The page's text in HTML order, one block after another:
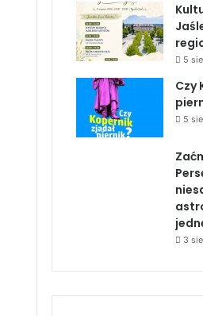
5
Czy
5
3